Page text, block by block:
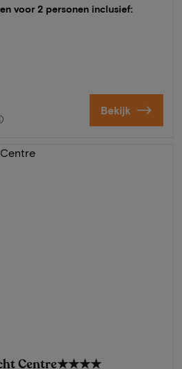
voor 2 personen inclusief:
Bekijk
Centre★★★★